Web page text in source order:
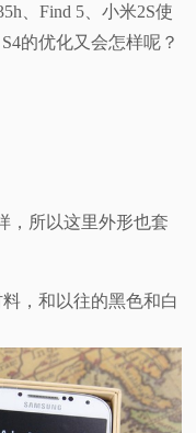
、Find 5、小米2S使
的优化又会怎样呢？
，所以这里外形也套
，和以往的黑色和白